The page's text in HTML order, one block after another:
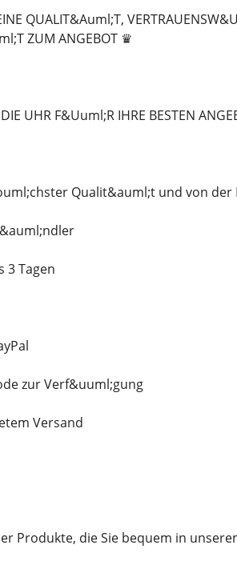
QUALIT&Auml;T,
ZUM ANGEBOT ♛
UHR F&Uuml;R IHRE BESTEN
Qualit&auml;t und von der
3 Tagen
zur Verf&uuml;gung
Versand
Produkte, die Sie bequem in